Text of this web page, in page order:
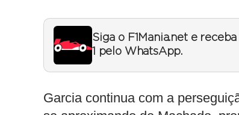
Siga o F1Mania.net e
1 pelo WhatsApp.
Garcia continua com a